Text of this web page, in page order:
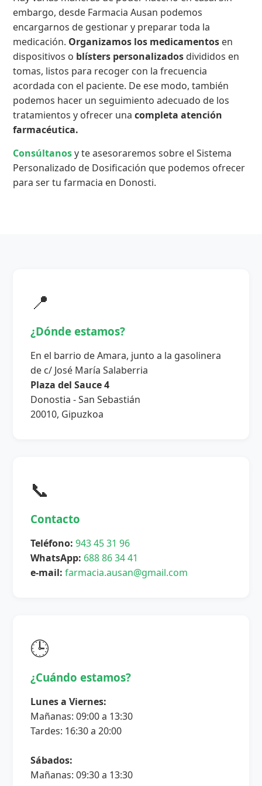
embargo, desde Farmacia Ausan podemos
encargarnos de gestionar y preparar toda la
medicación. Organizamos los medicamentos en
dispositivos o blísters personalizados divididos en
tomas, listos para recoger con la frecuencia
acordada con el paciente. De ese modo, también
podemos hacer un seguimiento adecuado de los
tratamientos y ofrecer unacompleta atención
farmacéutica.
Consúltanosy te asesoraremos sobre el Sistema
Personalizado de Dosificación que podemos ofrecer
para ser tu farmacia en Donosti.
📍
¿Dónde estamos?
En el barrio de Amara, junto a la gasolinera
de c/ José María Salaberria
Plaza del Sauce 4
Donostia - San Sebastián
20010, Gipuzkoa
📞
Contacto
Teléfono: 943 45 31 96
WhatsApp: 688 86 34 41
e-mail: farmacia.ausan@gmail.com
🕒
¿Cuándo estamos?
Lunes a Viernes:
Mañanas: 09:00 a 13:30
Tardes: 16:30 a 20:00
Sábados:
Mañanas: 09:30 a 13:30